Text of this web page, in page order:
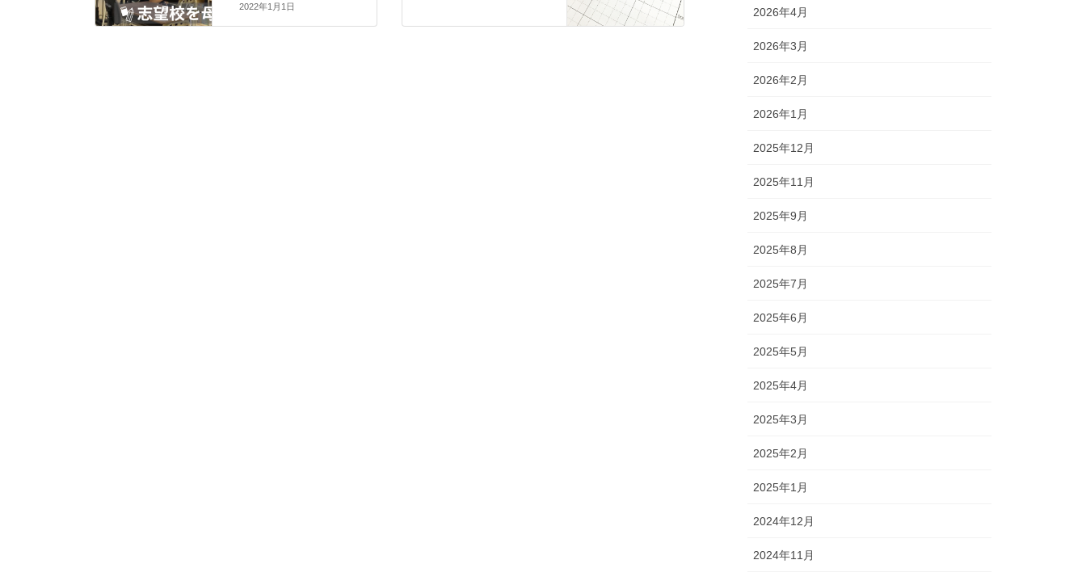
2022年1月1日 2026年4月
2026年3月
2026年2月
2026年1月
2025年12月
2025年11月
2025年9月
2025年8月
2025年7月
2025年6月
2025年5月
2025年4月
2025年3月
2025年2月
2025年1月
2024年12月
2024年11月